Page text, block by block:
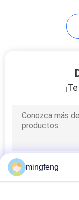
forma
mingfeng